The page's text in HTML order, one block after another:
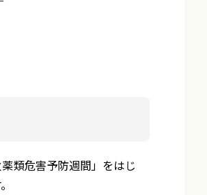
類危害予防週間」をはじ